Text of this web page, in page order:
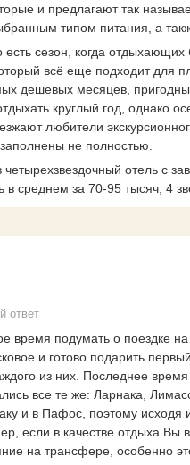
и предлагают так
типом питания, а
сезон, когда
всё еще подходит
дешевых месяцев,
круглый год, однако
любители
не полностью.
отель с
в среднем за 70-95 тысяч, 4
ответ
время подумать о поездке
и готово подарить
из них. Последнее
все те же: Ларнака,
и в Пафос, поэтому исходя
если в качестве отдыха
на трансфере, особенно